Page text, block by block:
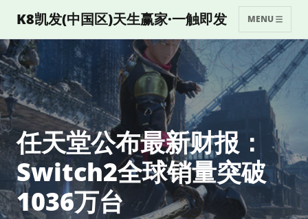
K8凯发(中国区)天生赢家·一触即发 MENU
任天堂公布最新财报：
Switch2全球销量突破
1036万台